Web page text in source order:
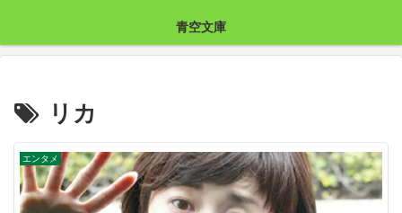
青空文庫
リカ
エンタメ